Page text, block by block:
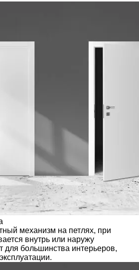
механизм на петлях, при
внутрь или наружу
большинства интерьеров,